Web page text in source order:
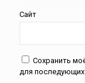
Сайт
Сохранить
для